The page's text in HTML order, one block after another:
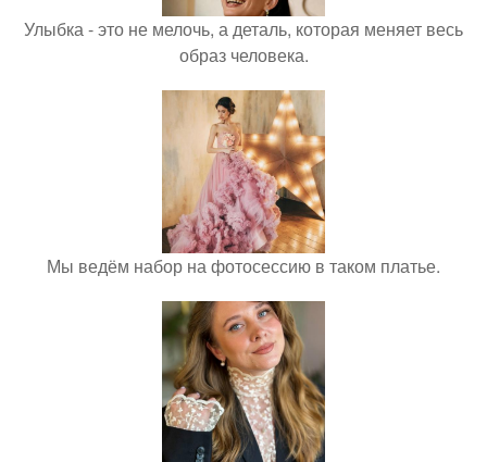
Улыбка - это не мелочь, а деталь, которая меняет весь
образ человека.
Мы ведём набор на фотосессию в таком платье.